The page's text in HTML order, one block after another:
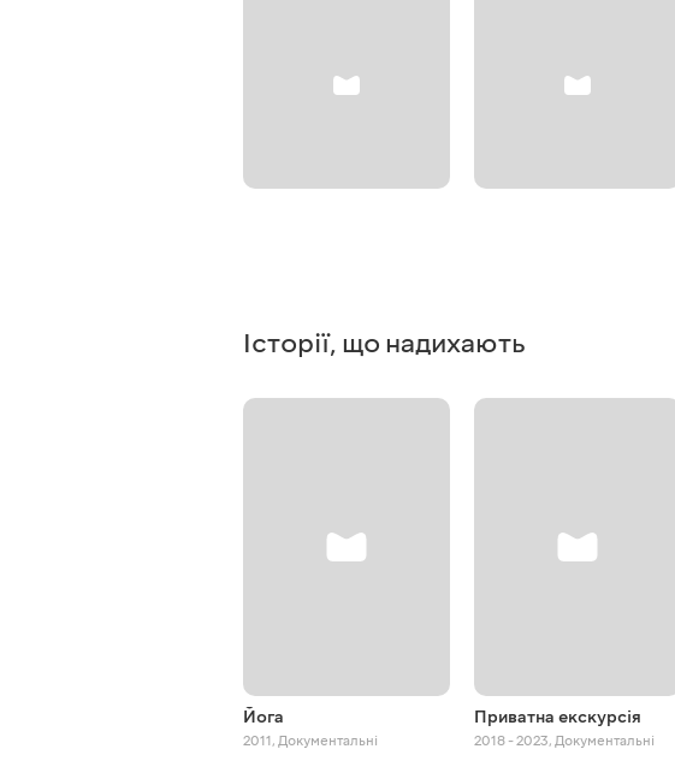
Історії, що надихають
Йога
2011, Документальні
Приватна екскурсія
2018 - 2023, Документальні